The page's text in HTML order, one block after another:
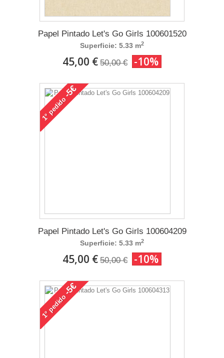
Papel Pintado Let's Go Girls 100601520
Superficie: 5.33 m2
45,00 € 50,00 € -10%
1°
pedido
-5€
Papel Pintado Let's Go Girls 100604209
Superficie: 5.33 m2
45,00 € 50,00 € -10%
1°
pedido
-5€